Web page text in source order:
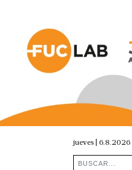
jueves | 6.8.2026